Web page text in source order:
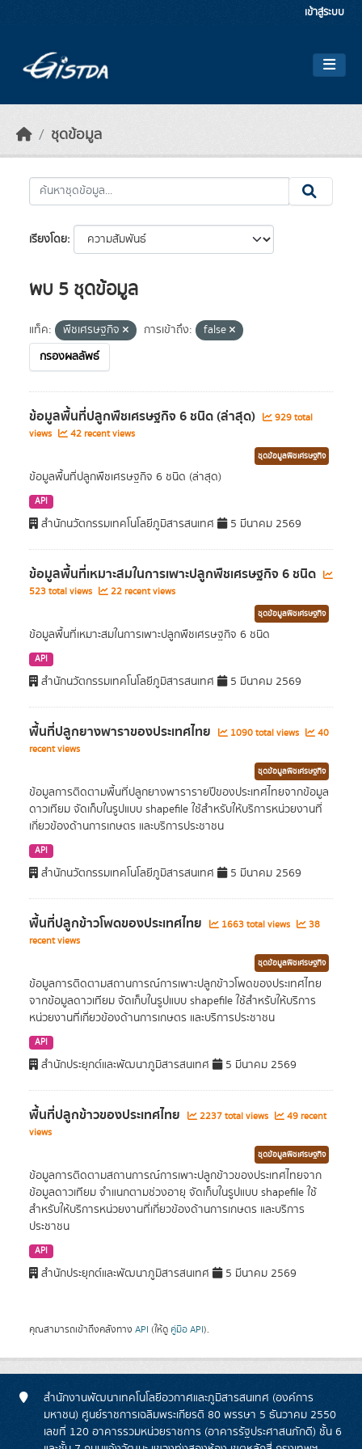
เข้าสู่ระบบ
ชุดข้อมูล
เรียงโดย
พบ 5 ชุดข้อมูล
แท็ค: พืชเศรษฐกิจ การเข้าถึง:
false
กรองผลลัพธ์
ข้อมูลพื้นที่ปลูกพืชเศรษฐกิจ 6 ชนิด (ล่าสุด)
929 total
views
42 recent views
ชุดข้อมูลพืชเศรษฐกิจ
ข้อมูลพื้นที่ปลูกพืชเศรษฐกิจ 6 ชนิด (ล่าสุด)
API
สำนักนวัตกรรมเทคโนโลยีภูมิสารสนเทศ 5 มีนาคม 2569
ข้อมูลพื้นที่เหมาะสมในการเพาะปลูกพืชเศรษฐกิจ 6 ชนิด
523 total views 22 recent views
ชุดข้อมูลพืชเศรษฐกิจ
ข้อมูลพื้นที่เหมาะสมในการเพาะปลูกพืชเศรษฐกิจ 6 ชนิด
API
สำนักนวัตกรรมเทคโนโลยีภูมิสารสนเทศ 5 มีนาคม 2569
พื้นที่ปลูกยางพาราของประเทศไทย 1090 total views
40
recent views
ชุดข้อมูลพืชเศรษฐกิจ
ข้อมูลการติดตามพื้นที่ปลูกยางพารารายปีของประเทศไทยจากข้อมูล
ดาวเทียม จัดเก็บในรูปแบบ shapefile ใช้สำหรับให้บริการหน่วยงานที่
เกี่ยวข้องด้านการเกษตร และบริการประชาชน
API
สำนักนวัตกรรมเทคโนโลยีภูมิสารสนเทศ 5 มีนาคม 2569
พื้นที่ปลูกข้าวโพดของประเทศไทย 1663 total views
38
recent views
ชุดข้อมูลพืชเศรษฐกิจ
ข้อมูลการติดตามสถานการณ์การเพาะปลูกข้าวโพดของประเทศไทย
จากข้อมูลดาวเทียม จัดเก็บในรูปแบบ shapefile ใช้สำหรับให้บริการ
หน่วยงานที่เกี่ยวข้องด้านการเกษตร และบริการประชาชน
API
สำนักประยุกต์และพัฒนาภูมิสารสนเทศ 5 มีนาคม 2569
พื้นที่ปลูกข้าวของประเทศไทย 2237 total views
49 recent
views
ชุดข้อมูลพืชเศรษฐกิจ
ข้อมูลการติดตามสถานการณ์การเพาะปลูกข้าวของประเทศไทยจาก
ข้อมูลดาวเทียม จำแนกตามช่วงอายุ จัดเก็บในรูปแบบ shapefile ใช้
สำหรับให้บริการหน่วยงานที่เกี่ยวข้องด้านการเกษตร และบริการ
ประชาชน
API
สำนักประยุกต์และพัฒนาภูมิสารสนเทศ 5 มีนาคม 2569
คุณสามารถเข้าถึงคลังทาง API (ให้ดู คู่มือ API).
สำนักงานพัฒนาเทคโนโลยีอวกาศและภูมิสารสนเทศ (องค์การ
มหาชน) ศูนย์ราชการเฉลิมพระเกียรติ 80 พรรษา 5 ธันวาคม 2550
เลขที่ 120 อาคารรวมหน่วยราชการ (อาคารรัฐประศาสนภักดี) ชั้น 6